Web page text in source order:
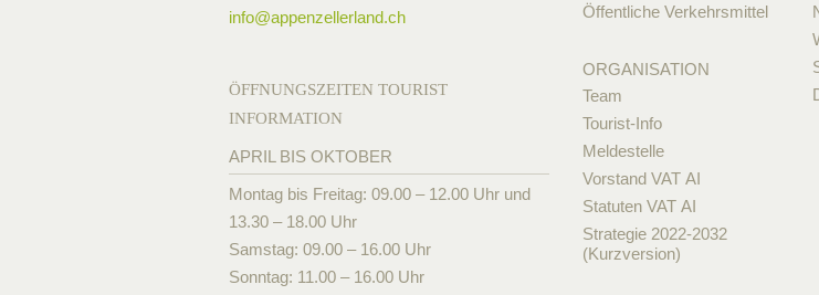
info@appenzellerland.ch
ÖFFNUNGSZEITEN TOURIST
INFORMATION
APRIL BIS OKTOBER
Montag bis Freitag: 09.00 – 12.00 Uhr und
13.30 – 18.00 Uhr
Samstag: 09.00 – 16.00 Uhr
Sonntag: 11.00 – 16.00 Uhr
Öffentliche Verkehrsmittel
ORGANISATION
Team
Tourist-Info
Meldestelle
Vorstand VAT AI
Statuten VAT AI
Strategie 2022-2032
(Kurzversion)